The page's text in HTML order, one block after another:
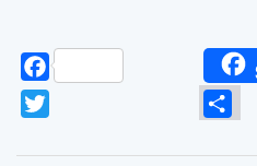
Facebook